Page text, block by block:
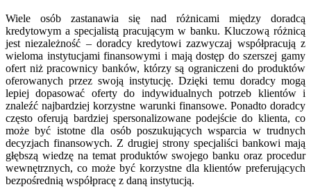
Wiele osób zastanawia się nad różnicami między doradcą
kredytowym a specjalistą pracującym w banku. Kluczową różnicą
jest niezależność – doradcy kredytowi zazwyczaj współpracują z
wieloma instytucjami finansowymi i mają dostęp do szerszej gamy
ofert niż pracownicy banków, którzy są ograniczeni do produktów
oferowanych przez swoją instytucję. Dzięki temu doradcy mogą
lepiej dopasować oferty do indywidualnych potrzeb klientów i
znaleźć najbardziej korzystne warunki finansowe. Ponadto doradcy
często oferują bardziej spersonalizowane podejście do klienta, co
może być istotne dla osób poszukujących wsparcia w trudnych
decyzjach finansowych. Z drugiej strony specjaliści bankowi mają
głębszą wiedzę na temat produktów swojego banku oraz procedur
wewnętrznych, co może być korzystne dla klientów preferujących
bezpośrednią współpracę z daną instytucją.